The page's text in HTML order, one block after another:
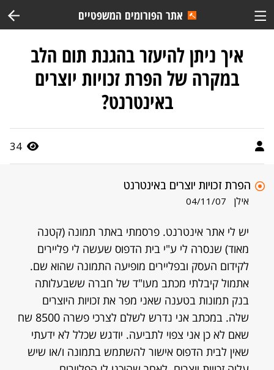
אתר הפורומים המשפטיים
איך ניתן להיעזר בהגנת תום הלב
במקרה של הפרת זכויות יוצרים
באינטרנט?
34
הפרת זכויות יוצרים באינטרנט
אילן 04/11/07
יש לי אתר אינטרנט. פרסמתי באתר תמונה (קטנה
מאוד) שנסרה לי ע"י בית הדפוס שעשה לי פליירים
לקידום העסק ובפליירים מופיעה התמונה שהוא שם.
אתמול קיבלתי מכתב מעו"ד של חברה ששבעלותה
בנק תמונות בטענה שאני מפר את זכויות היוצרים
שלה. במכתב אני נדרש לשלם לצרכי פשרה 8500 שח
שאם לא כן אני צפוי לתביעה. יודגש שכלל לא ידעתי
שאין לבית הדפוס אישור להשתמש בתמונה ו/או שיש